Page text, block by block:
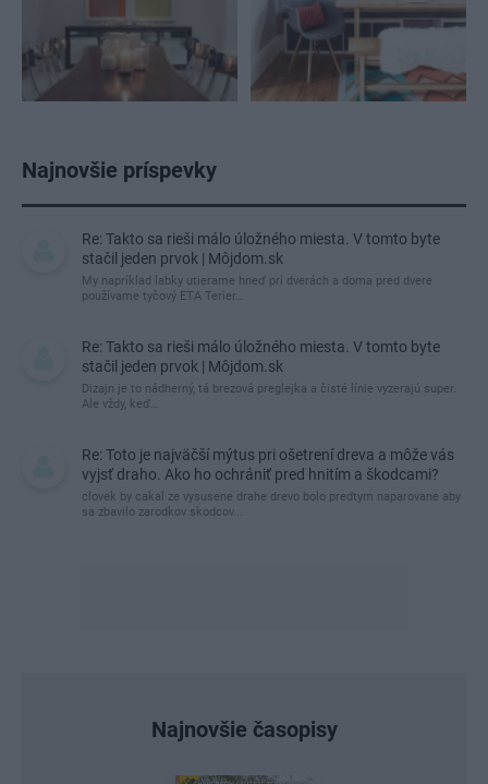
Najnovšie príspevky
Re: Takto sa rieši málo úložného miesta. V tomto byte
stačil jeden prvok | Môjdom.sk
My napríklad labky utierame hneď pri dverách a doma pred dvere
používame tyčový ETA Terier…
Re: Takto sa rieši málo úložného miesta. V tomto byte
stačil jeden prvok | Môjdom.sk
Dizajn je to nádherný, tá brezová preglejka a čisté línie vyzerajú super.
Ale vždy, keď…
Re: Toto je najväčší mýtus pri ošetrení dreva a môže vás
vyjsť draho. Ako ho ochrániť pred hnitím a škodcami?
clovek by cakal ze vysusene drahe drevo bolo predtym naparovane aby
sa zbavilo zarodkov skodcov...
Najnovšie časopisy